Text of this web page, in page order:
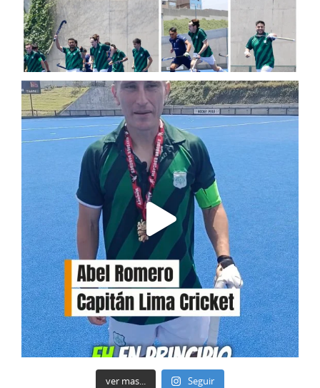
ver mas... Seguir